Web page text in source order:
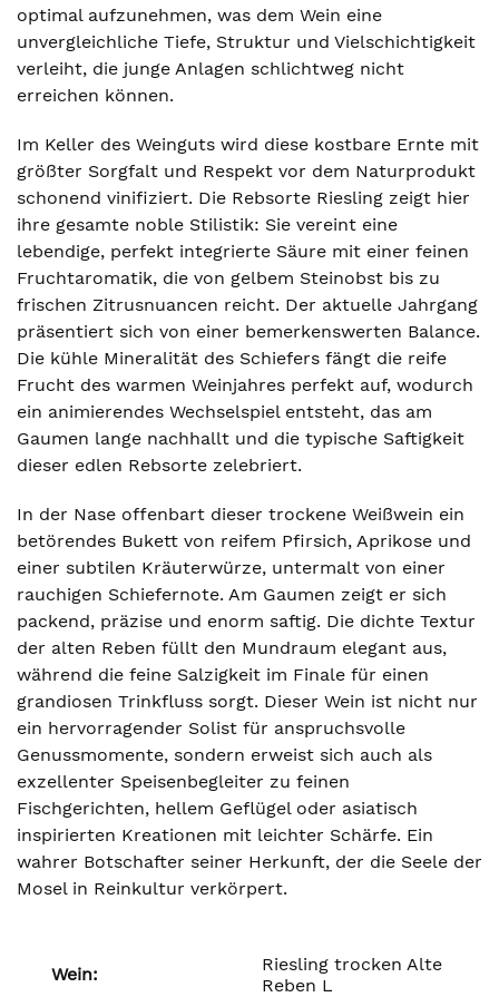
optimal aufzunehmen, was dem Wein eine
unvergleichliche Tiefe, Struktur und Vielschichtigkeit
verleiht, die junge Anlagen schlichtweg nicht
erreichen können.
Im Keller des Weinguts wird diese kostbare Ernte mit
größter Sorgfalt und Respekt vor dem Naturprodukt
schonend vinifiziert. Die Rebsorte Riesling zeigt hier
ihre gesamte noble Stilistik: Sie vereint eine
lebendige, perfekt integrierte Säure mit einer feinen
Fruchtaromatik, die von gelbem Steinobst bis zu
frischen Zitrusnuancen reicht. Der aktuelle Jahrgang
präsentiert sich von einer bemerkenswerten Balance.
Die kühle Mineralität des Schiefers fängt die reife
Frucht des warmen Weinjahres perfekt auf, wodurch
ein animierendes Wechselspiel entsteht, das am
Gaumen lange nachhallt und die typische Saftigkeit
dieser edlen Rebsorte zelebriert.
In der Nase offenbart dieser trockene Weißwein ein
betörendes Bukett von reifem Pfirsich, Aprikose und
einer subtilen Kräuterwürze, untermalt von einer
rauchigen Schiefernote. Am Gaumen zeigt er sich
packend, präzise und enorm saftig. Die dichte Textur
der alten Reben füllt den Mundraum elegant aus,
während die feine Salzigkeit im Finale für einen
grandiosen Trinkfluss sorgt. Dieser Wein ist nicht nur
ein hervorragender Solist für anspruchsvolle
Genussmomente, sondern erweist sich auch als
exzellenter Speisenbegleiter zu feinen
Fischgerichten, hellem Geflügel oder asiatisch
inspirierten Kreationen mit leichter Schärfe. Ein
wahrer Botschafter seiner Herkunft, der die Seele der
Mosel in Reinkultur verkörpert.
Wein:
Riesling trocken Alte
Reben L